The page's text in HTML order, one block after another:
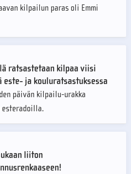
kilpailun paras oli Emmi
ratsastetaan kilpaa viisi
este- ja kouluratsastuksessa
päivän kilpailu-urakka
esteradoilla.
liiton